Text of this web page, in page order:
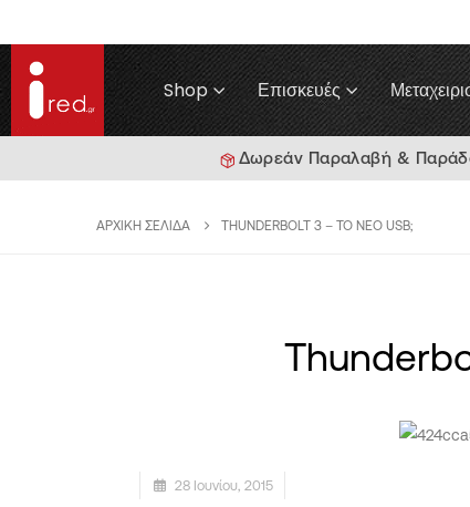
Shop Επισκευές
Δωρεάν Παραλαβή &
ΑΡΧΙΚΉ ΣΕΛΊΔΑ THUNDERBOLT 3 – ΤΟ ΝΈΟ USB;
28 Ιουνίου, 2015